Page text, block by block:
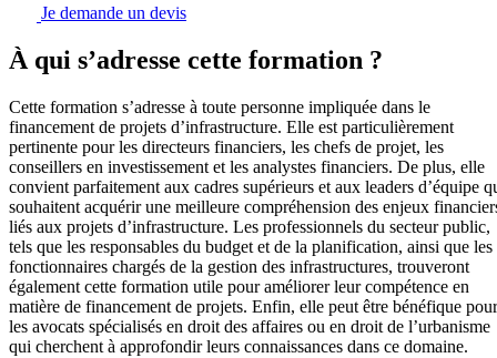
Je demande un devis
À qui s’adresse cette formation ?
Cette formation s’adresse à toute personne impliquée dans le
financement de projets d’infrastructure. Elle est particulièrement
pertinente pour les directeurs financiers, les chefs de projet, les
conseillers en investissement et les analystes financiers. De plus, elle
convient parfaitement aux cadres supérieurs et aux leaders d’équipe
souhaitent acquérir une meilleure compréhension des enjeux
liés aux projets d’infrastructure. Les professionnels du secteur public,
tels que les responsables du budget et de la planification, ainsi que les
fonctionnaires chargés de la gestion des infrastructures, trouveront
également cette formation utile pour améliorer leur compétence en
matière de financement de projets. Enfin, elle peut être bénéfique pour
les avocats spécialisés en droit des affaires ou en droit de l’urbanisme
qui cherchent à approfondir leurs connaissances dans ce domaine.